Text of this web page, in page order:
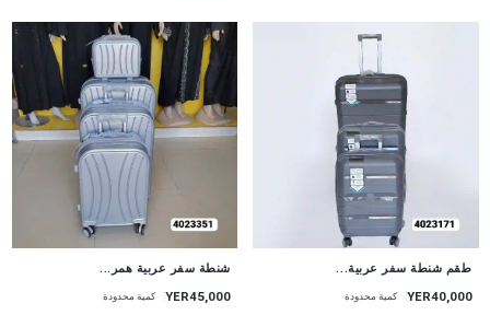
طقم شنطة سفر عربية...
YER40,000 كمية محدودة
شنطة سفر عربية همر...
YER45,000 كمية محدودة